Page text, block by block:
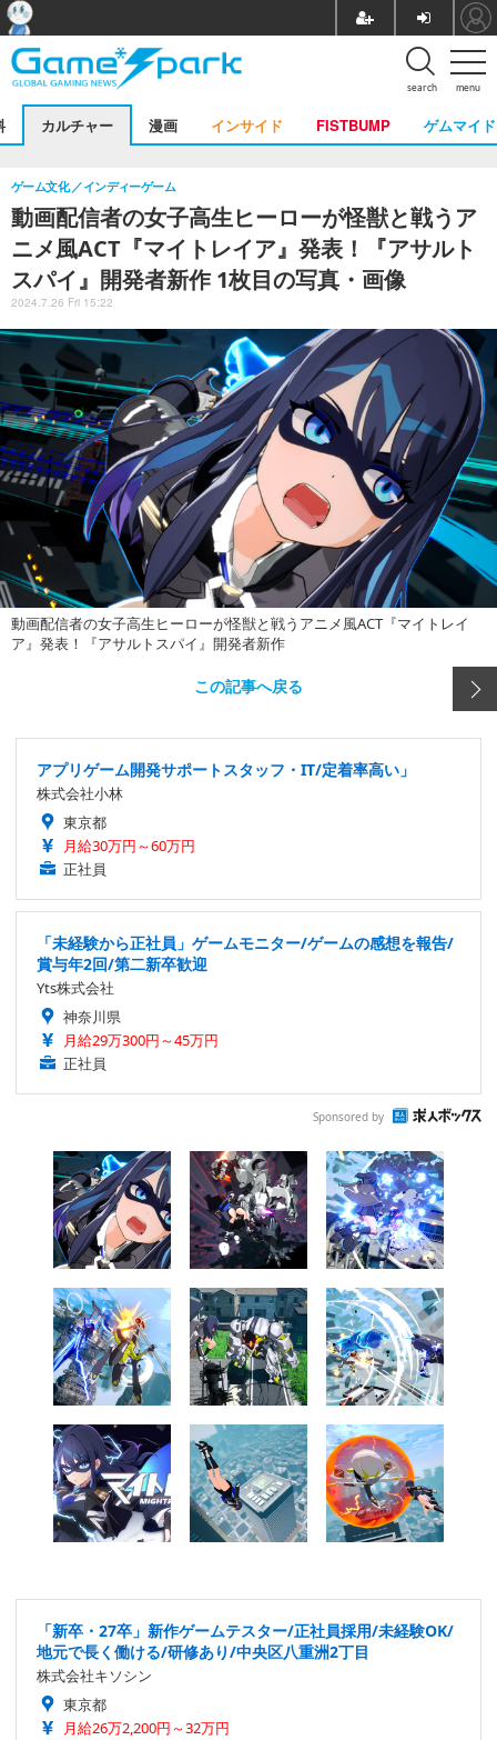
menu
search
カルチャー 漫画 インサイド FISTBUMP ゲムマイド
動画配信者の女子高生ヒーローが怪獣と戦うア
ニメ風ACT『マイトレイア』発表！『アサルト
スパイ』開発者新作 1枚目の写真・画像
ゲーム文化 インディーゲーム
2024.7.26 Fri 15:22
動画配信者の女子高生ヒーローが怪獣と戦うアニメ風ACT『マイトレイ
ア』発表！『アサルトスパイ』開発者新作
この記事へ戻る
アプリゲーム開発サポートスタッフ・IT/定着率高い」
株式会社小林
東京都
月給30万円～60万円
正社員
「未経験から正社員」ゲームモニター/ゲームの感想を報告/
賞与年2回/第二新卒歓迎
Yts株式会社
神奈川県
月給29万300円～45万円
正社員
Sponsored by
「新卒・27卒」新作ゲームテスター/正社員採用/未経験OK/
地元で長く働ける/研修あり/中央区八重洲2丁目
株式会社キソシン
東京都
月給26万2,200円～32万円